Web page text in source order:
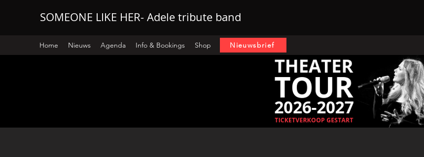
SOMEONE LIKE HER- Adele tribute band
Home Nieuws Agenda Info & Bookings Shop Nieuwsbrief